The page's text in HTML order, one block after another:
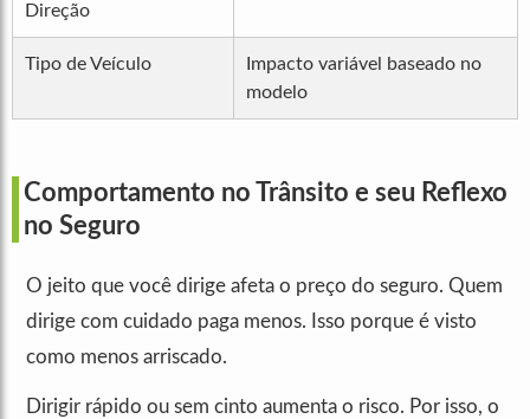
Direção
Tipo de Veículo
Impacto variável baseado no
modelo
Comportamento no Trânsito e seu Reflexo
no Seguro
O jeito que você dirige afeta o preço do seguro. Quem
dirige com cuidado paga menos. Isso porque é visto
como menos arriscado.
Dirigir rápido ou sem cinto aumenta o risco. Por isso, o